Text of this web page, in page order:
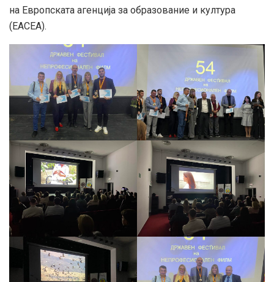
на Европската агенција за образование и култура
(EACEA).